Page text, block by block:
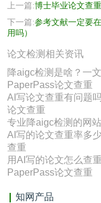
上一篇:博士毕业论文查
下一篇:参考文献一定要
用吗）
论文检测相关资讯
降aigc检测是啥？一
PaperPass论文查重
AI写论文查重有问题
论文查重
专业降aigc检测的网
AI写的论文查重率多
查重
用AI写的论文怎么查
PaperPass论文查重
知网产品